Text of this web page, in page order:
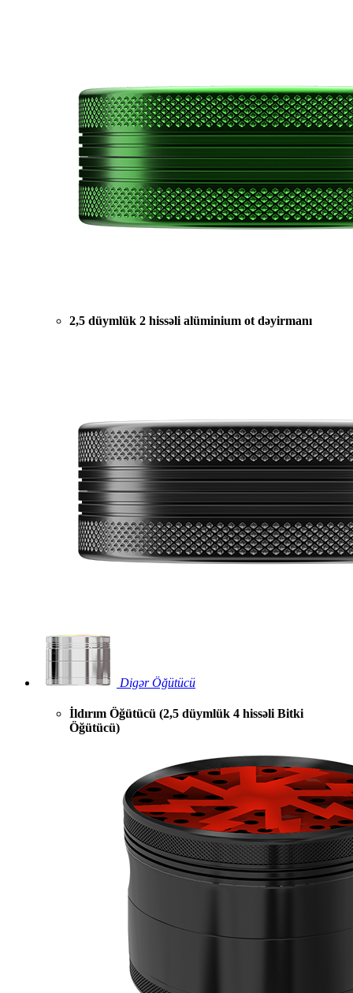
2,5 düymlük 2 hissəli alüminium ot dəyirmanı
Digər Öğütücü
İldırım Öğütücü (2,5 düymlük 4 hissəli Bitki
Öğütücü)